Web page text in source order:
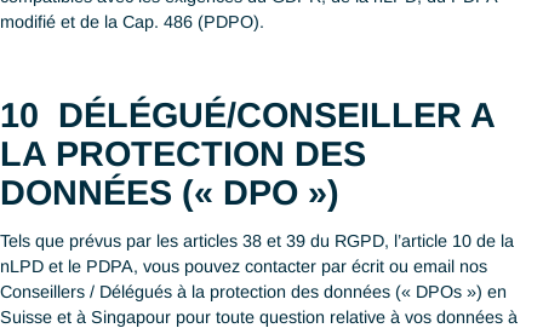
caractère personnel
Nous pouvons être amenés à garder vos données à caractère
personnel aussi longtemps que nécessaire pour accomplir
pour lesquelles elles ont été collectées, ou bien tels que requis
permis par les lois en vigueur ainsi que par le nouveau droit de
prescription entré en vigueur au 1er janvier 2020.